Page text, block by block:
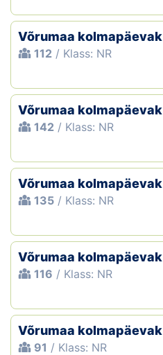
Võrumaa kolmapäevak
112 / Klass: NR
Võrumaa kolmapäevak
142 / Klass: NR
Võrumaa kolmapäevak
135 / Klass: NR
Võrumaa kolmapäevak
116 / Klass: NR
Võrumaa kolmapäevak
91 / Klass: NR